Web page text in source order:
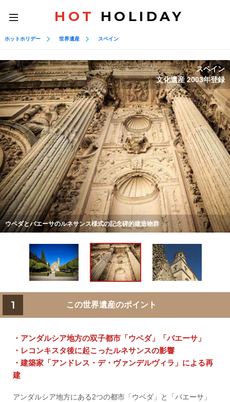
toggle
navigation
HOT HOLIDAY
ホットホリデー 世界遺産 スペイン
ウベダとバエーサのルネサンス様式の記念碑的建造物群
スペイン
文化遺産 2003年登録
1 この世界遺産のポイント
・アンダルシア地方の双子都市「ウベダ」「バエーサ」
・レコンキスタ後に起こったルネサンスの影響
・建築家「アンドレス・デ・ヴァンデルヴィラ」による再
建
アンダルシア地方にある2つの都市「ウベダ」と「バエーサ」